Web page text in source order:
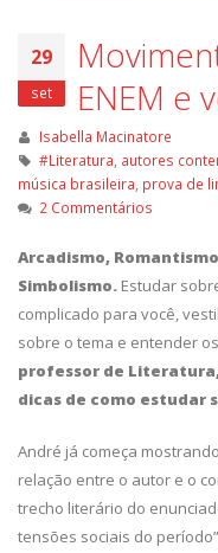
29
set
ENEM e
Isabella Macinatore
#Literatura autores
música brasileira prova de
2 Commentários
Arcadismo,
Simbolismo. Estudar
complicado para você,
sobre o tema e entender
professor de
dicas de como estudar
André já começa
relação entre o autor e o
trecho literário do
tensões sociais do